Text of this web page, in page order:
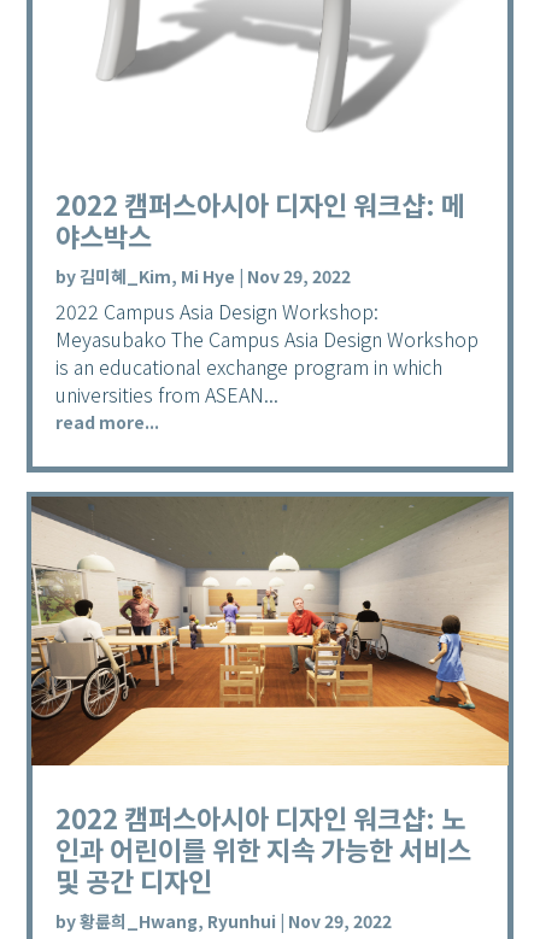
2022 캠퍼스아시아 디자인 워크샵: 메
야스박스
by김미혜_Kim, Mi Hye | Nov 29, 2022
2022 Campus Asia Design Workshop:
Meyasubako The Campus Asia Design Workshop
is an educational exchange program in which
universities from ASEAN...
read more...
2022 캠퍼스아시아 디자인 워크샵: 노
인과 어린이를 위한 지속 가능한 서비스
및 공간 디자인
by황륜희_Hwang, Ryunhui | Nov 29, 2022